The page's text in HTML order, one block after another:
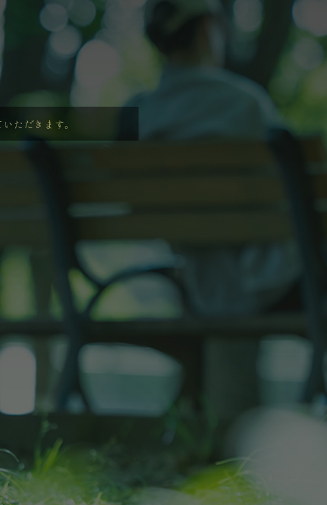
ただきます。
だけます。
image photo